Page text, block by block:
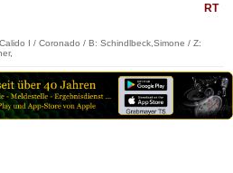
RT
I / Coronado / B: Schindlbeck,Simone / Z: